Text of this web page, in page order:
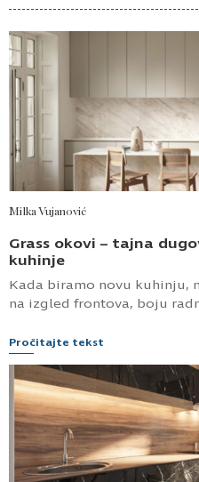
trendovima i
prisustvovanje ovakvim
nam ne samo da
pružimo našim
aktuelna i u skladu s
dizajnu enterijera.
Objavljeno: oktobar
Preporučujemo
Milka Vujanović